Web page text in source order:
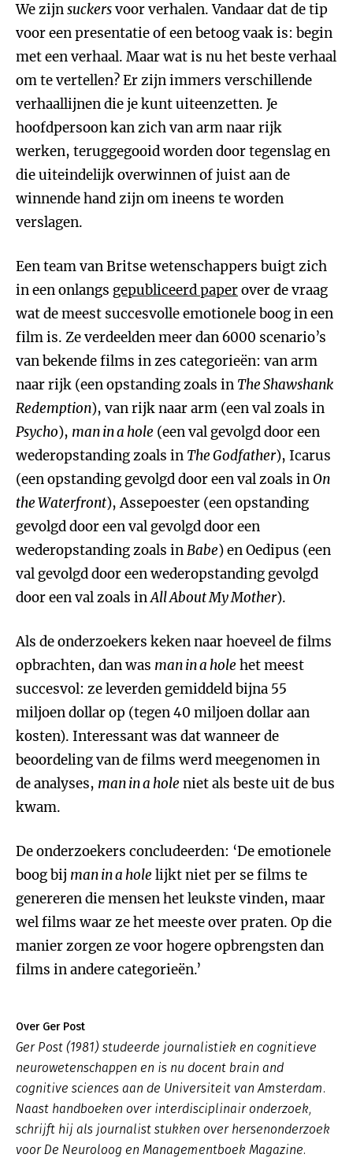
We zijnsuckersvoor verhalen. Vandaar dat de tip
voor een presentatie of een betoog vaak is: begin
met een verhaal. Maar wat is nu het beste verhaal
om te vertellen? Er zijn immers verschillende
verhaallijnen die je kunt uiteenzetten. Je
hoofdpersoon kan zich van arm naar rijk
werken, teruggegooid worden door tegenslag en
die uiteindelijk overwinnen of juist aan de
winnende hand zijn om ineens te worden
verslagen.
Een team van Britse wetenschappers buigt zich
in een onlangs gepubliceerd paperover de vraag
wat de meest succesvolle emotionele boog in een
film is. Ze verdeelden meer dan 6000 scenario’s
van bekende films in zes categorieën: van arm
naar rijk (een opstanding zoals in The Shawshank
Redemption), van rijk naar arm (een val zoals in
Psycho), man in a hole (een val gevolgd door een
wederopstanding zoals in The Godfather), Icarus
(een opstanding gevolgd door een val zoals inOn
the Waterfront), Assepoester (een opstanding
gevolgd door een val gevolgd door een
wederopstanding zoals inBabe) en Oedipus (een
val gevolgd door een wederopstanding gevolgd
door een val zoals inAll About My Mother).
Als de onderzoekers keken naar hoeveel de films
opbrachten, dan was man in a hole het meest
succesvol: ze leverden gemiddeld bijna 55
miljoen dollar op (tegen 40 miljoen dollar aan
kosten). Interessant was dat wanneer de
beoordeling van de films werd meegenomen in
de analyses, man in a hole niet als beste uit de bus
kwam.
De onderzoekers concludeerden: ‘De emotionele
boog bij man in a hole lijkt niet per se films te
genereren die mensen het leukste vinden, maar
wel films waar ze het meeste over praten. Op die
manier zorgen ze voor hogere opbrengsten dan
films in andere categorieën.’
Over Ger Post
Ger Post (1981) studeerde journalistiek en cognitieve
neurowetenschappen en is nu docent brain and
cognitive sciences aan de Universiteit van Amsterdam.
Naast handboeken over interdisciplinair onderzoek,
schrijft hij als journalist stukken over hersenonderzoek
voor De Neuroloog en Managementboek Magazine.